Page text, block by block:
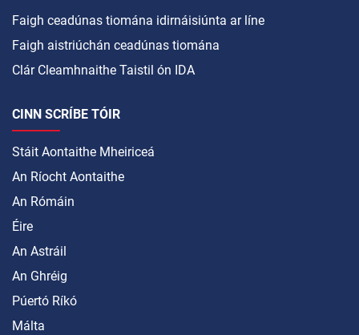
Faigh ceadúnas tiomána idirnáisiúnta ar líne
Faigh aistriúchán ceadúnas tiomána
Clár Cleamhnaithe Taistil ón IDA
CINN SCRÍBE TÓIR
Stáit Aontaithe Mheiriceá
An Ríocht Aontaithe
An Rómáin
Éire
An Astráil
An Ghréig
Púertó Ríkó
Málta